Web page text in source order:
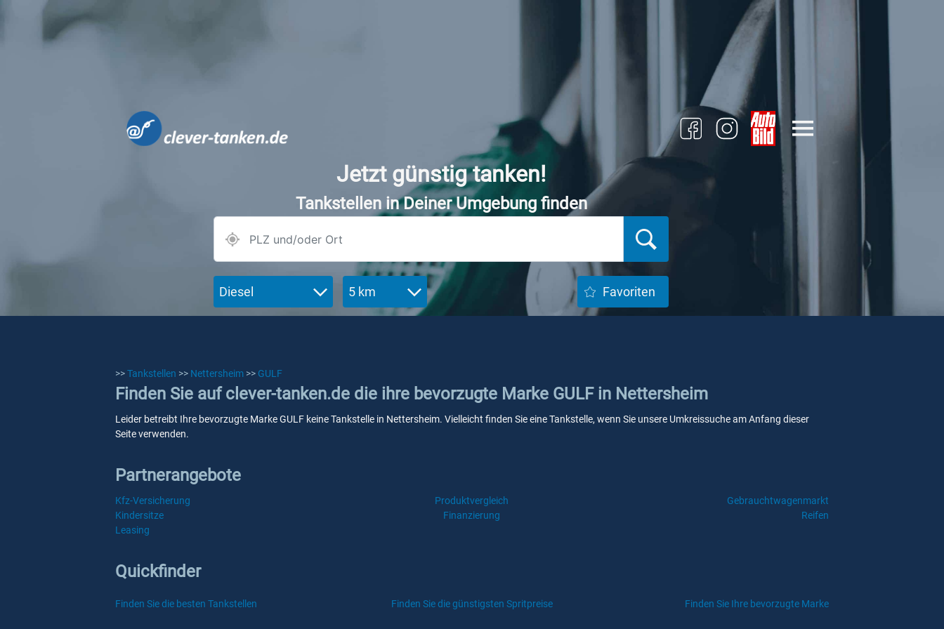
Jetzt günstig tanken!
Tankstellen in Deiner Umgebung finden
Diesel 5 km Favoriten
>>Tankstellen >> Nettersheim >> GULF
Finden Sie auf clever-tanken.de die ihre bevorzugte Marke GULF in Nettersheim
Leider betreibt Ihre bevorzugte Marke GULF keine Tankstelle in Nettersheim. Vielleicht finden Sie eine Tankstelle, wenn Sie unsere Umkreissuche am Anfang dieser
Seite verwenden.
Partnerangebote
Kfz-Versicherung Produktvergleich
Gebrauchtwagenmarkt
Kindersitze
Finanzierung
Reifen
Leasing
Quickfinder
Finden Sie die besten Tankstellen Finden Sie die günstigsten Spritpreise Finden Sie Ihre bevorzugte Marke